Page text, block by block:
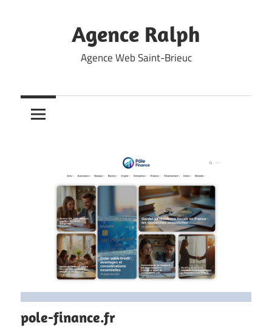
Agence Ralph
Agence Web Saint-Brieuc
pole-finance.fr